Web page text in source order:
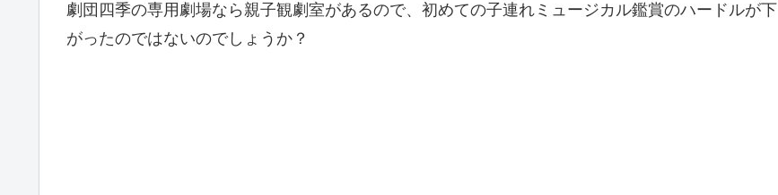
劇団四季の専用劇場なら親子観劇室があるので、初めての子連れミュージカル鑑賞のハードルが下
がったのではないのでしょうか？